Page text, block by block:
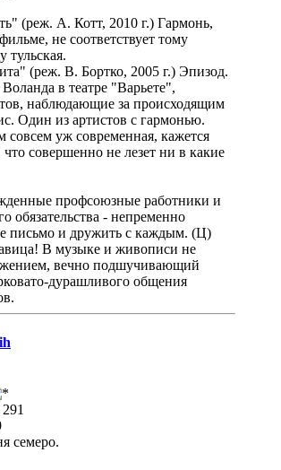
(реж. А. Котт, 2010 г.) Гармонь,
не соответствует тому
тульская.
(реж. В. Бортко, 2005 г.) Эпизод.
в театре "Варьете",
наблюдающие за происходящим
Один из артистов с гармонью.
совсем уж современная, кажется
совершенно не лезет ни в какие
профсоюзные работники и
обязательства - непременно
письмо и дружить с каждым. (Ц)
В музыке и живописи не
вечно подшучивающий
дурашливого общения
семеро.